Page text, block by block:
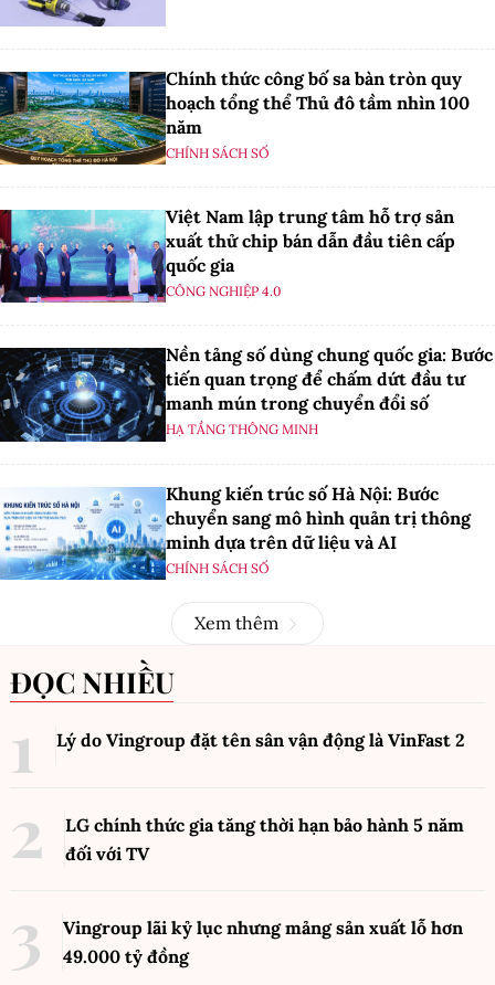
Chính thức công bố sa bàn tròn quy
hoạch tổng thể Thủ đô tầm nhìn 100
năm
CHÍNH SÁCH SỐ
Việt Nam lập trung tâm hỗ trợ sản
xuất thử chip bán dẫn đầu tiên cấp
quốc gia
CÔNG NGHIỆP 4.0
Nền tảng số dùng chung quốc gia: Bước
tiến quan trọng để chấm dứt đầu tư
manh mún trong chuyển đổi số
HẠ TẦNG THÔNG MINH
Khung kiến trúc số Hà Nội: Bước
chuyển sang mô hình quản trị thông
minh dựa trên dữ liệu và AI
CHÍNH SÁCH SỐ
Xem thêm
ĐỌC NHIỀU
Lý do Vingroup đặt tên sân vận động là VinFast 2
LG chính thức gia tăng thời hạn bảo hành 5 năm
đối với TV
Vingroup lãi kỷ lục nhưng mảng sản xuất lỗ hơn
49.000 tỷ đồng